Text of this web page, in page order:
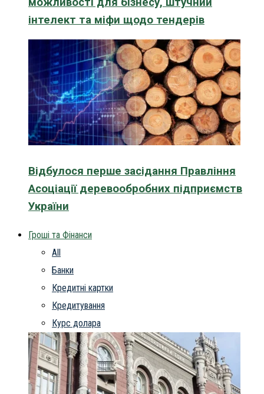
інтелект та міфи щодо тендерів
Відбулося перше засідання Правління
Асоціації деревообробних підприємств
України
Гроші та Фінанси
All
Банки
Кредитні картки
Кредитування
Курс долара